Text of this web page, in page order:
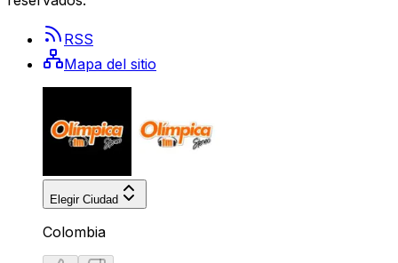
RSS
Mapa del sitio
Elegir Ciudad
Colombia